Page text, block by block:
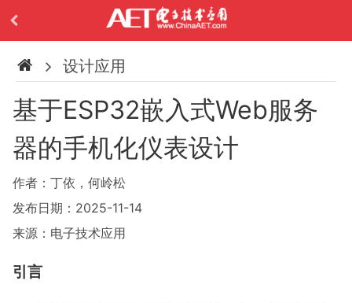
设计应用
基于ESP32嵌入式Web服务
器的手机化仪表设计
作者：丁依，何岭松
发布日期：2025-11-14
来源：电子技术应用
引言